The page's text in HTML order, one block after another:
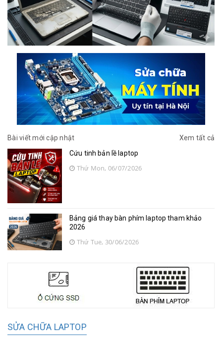
Bài viết mới cập nhật
Xem tất cả
Cứu tinh bản lề laptop
Thứ Mon, 06/07/2026
Bảng giá thay bàn phím laptop tham khảo
2026
Thứ Tue, 30/06/2026
SỬA CHỮA LAPTOP